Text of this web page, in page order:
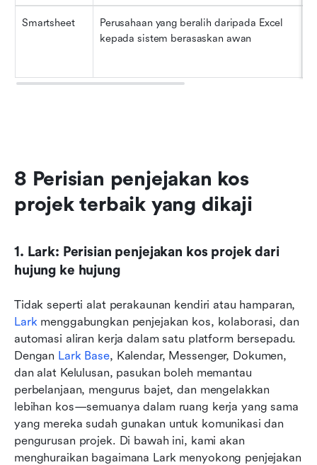
Smartsheet
Perusahaan yang beralih daripada Excel
kepada sistem berasaskan awan
8 Perisian penjejakan kos
projek terbaik yang dikaji
1. Lark: Perisian penjejakan kos projek dari
hujung ke hujung
Lark menggabungkan penjejakan kos, kolaborasi, dan
automasi aliran kerja dalam satu platform bersepadu.
Dengan Lark Base, Kalendar, Messenger, Dokumen,
dan alat Kelulusan, pasukan boleh memantau
perbelanjaan, mengurus bajet, dan mengelakkan
lebihan kos—semuanya dalam ruang kerja yang sama
yang mereka sudah gunakan untuk komunikasi dan
pengurusan projek. Di bawah ini, kami akan
menghuraikan bagaimana Lark menyokong penjejakan